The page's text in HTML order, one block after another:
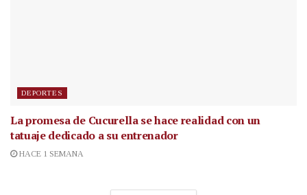
DEPORTES
La promesa de Cucurella se hace realidad con un
tatuaje dedicado a su entrenador
HACE 1 SEMANA